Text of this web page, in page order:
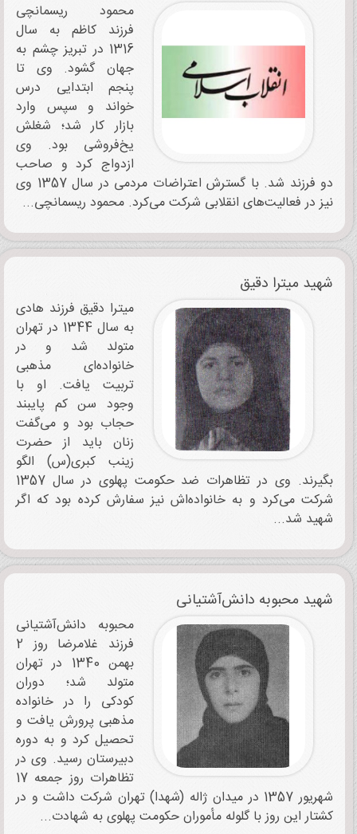
محمود ریسمانچی
فرزند کاظم به سال
1316 در تبریز چشم به
جهان گشود. وی تا
پنجم ابتدایی درس
خواند و سپس وارد
بازار کار شد؛ شغلش
یخ‌فروشی بود. وی
ازدواج کرد و صاحب
دو فرزند شد. با گسترش اعتراضات مردمی در سال 1357 وی
نیز در فعالیت‌های انقلابی شرکت می‌کرد. محمود ریسمانچی...
شهید میترا دقیق
میترا دقیق فرزند هادی
به سال 1344 در تهران
متولد شد و در
خانواده‌ای مذهبی
تربیت یافت. او با
وجود سن کم پایبند
حجاب بود و می‌گفت
زنان باید از حضرت
زینب کبری(س) الگو
بگیرند. وی در تظاهرات ضد حکومت پهلوی در سال 1357
شرکت می‌کرد و به خانواده‌اش نیز سفارش کرده بود که اگر
شهید شد...
شهید محبوبه دانش‌آشتیانی
محبوبه دانش‌آشتیانی
فرزند غلامرضا روز 2
بهمن 1340 در تهران
متولد شد؛ دوران
کودکی را در خانواده
مذهبی پرورش یافت و
تحصیل کرد و به دوره
دبیرستان رسید. وی در
تظاهرات روز جمعه 17
شهریور 1357 در میدان ژاله (شهدا) تهران شرکت داشت و در
کشتار این روز با گلوله مأموران حکومت پهلوی به شهادت...